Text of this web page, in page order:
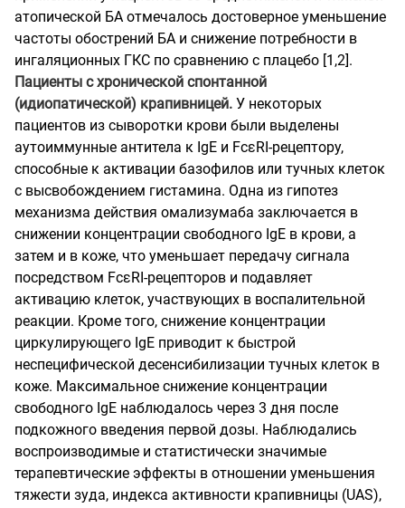
атопической БА отмечалось достоверное уменьшение
частоты обострений БА и снижение потребности в
ингаляционных ГКС по сравнению с плацебо [1,2].
Пациенты с хронической спонтанной
(идиопатической) крапивницей. У некоторых
пациентов из сыворотки крови были выделены
аутоиммунные антитела к IgE и FcεRI-рецептору,
способные к активации базофилов или тучных клеток
с высвобождением гистамина. Одна из гипотез
механизма действия омализумаба заключается в
снижении концентрации свободного IgE в крови, а
затем и в коже, что уменьшает передачу сигнала
посредством FcεRI-рецепторов и подавляет
активацию клеток, участвующих в воспалительной
реакции. Кроме того, снижение концентрации
циркулирующего IgE приводит к быстрой
неспецифической десенсибилизации тучных клеток в
коже. Максимальное снижение концентрации
свободного IgE наблюдалось через 3 дня после
подкожного введения первой дозы. Наблюдались
воспроизводимые и статистически значимые
терапевтические эффекты в отношении уменьшения
тяжести зуда, индекса активности крапивницы (UAS),